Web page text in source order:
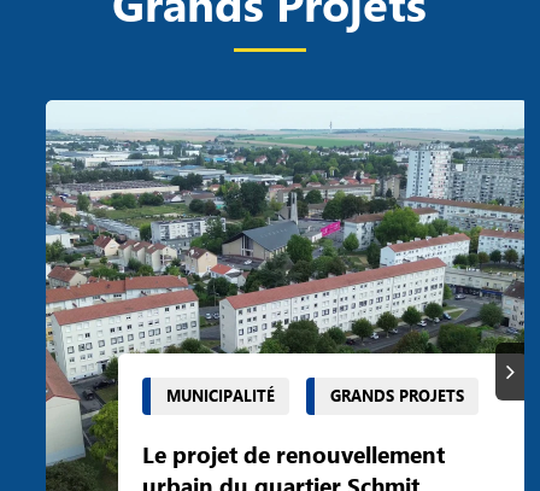
MUNICIPALITÉ GRANDS PROJETS
Le projet de renouvellement
urbain du quartier Schmit